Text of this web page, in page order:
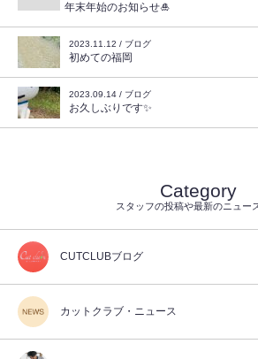
年末年始のお知らせ🎍
2023.11.12 / ブログ
初めての福岡
2023.09.14 / ブログ
お久しぶりです✨
Category
スタッフの投稿や最新のニュー
CUTCLUBブログ
カットクラブ・ニュース